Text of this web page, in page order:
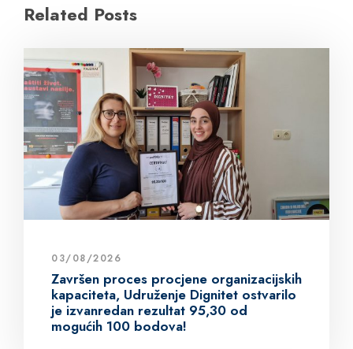
Related Posts
03/08/2026
Završen proces procjene organizacijskih
kapaciteta, Udruženje Dignitet ostvarilo
je izvanredan rezultat 95,30 od
mogućih 100 bodova!